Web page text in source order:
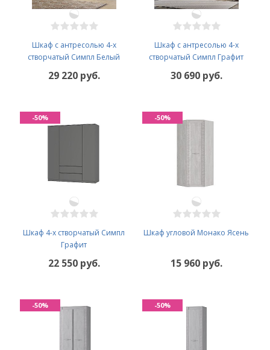
Шкаф с антресолью 4-х
створчатый Симпл Белый
29 220 руб.
Шкаф с антресолью 4-х
створчатый Симпл Графит
30 690 руб.
Шкаф 4-х створчатый Симпл
Графит
22 550 руб.
-50%
Шкаф угловой Монако Ясень
15 960 руб.
-50%
-50% -50%